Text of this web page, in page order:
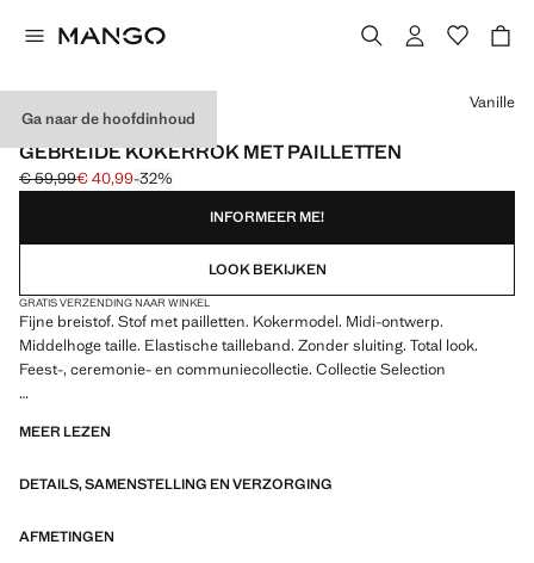
Ga naar de hoofdinhoud
SELECTION
GEBREIDE KOKERROK MET PAILLETTEN
Oorspronkelijke prijs doorgehaald [€ 59,99 ]
€ 59,99
Huidige prijs [€ 40,99 ]
€ 40,99-32%
Kies een kleur
Vanille
INFORMEER ME!
LOOK BEKIJKEN
GRATIS VERZENDING NAAR WINKEL
Fijne breistof. Stof met pailletten. Kokermodel. Midi-ontwerp.
Middelhoge taille. Elastische tailleband. Zonder sluiting. Total look.
Feest-, ceremonie- en communiecollectie. Collectie Selection
om een vrouwelijke en eigentijdse garderobe samen te stellen
MEER LEZEN
DETAILS, SAMENSTELLING EN VERZORGING
AFMETINGEN